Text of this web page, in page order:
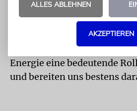
Vorsitzende Asaf Eilat. »Wir
eine riesige Triebkraft für
Windfarmen sowie
Dächern. Wir glauben, dass
Energie eine bedeutende
und bereiten uns bestens
ALLES ABLEHNEN
AKZEPTIEREN